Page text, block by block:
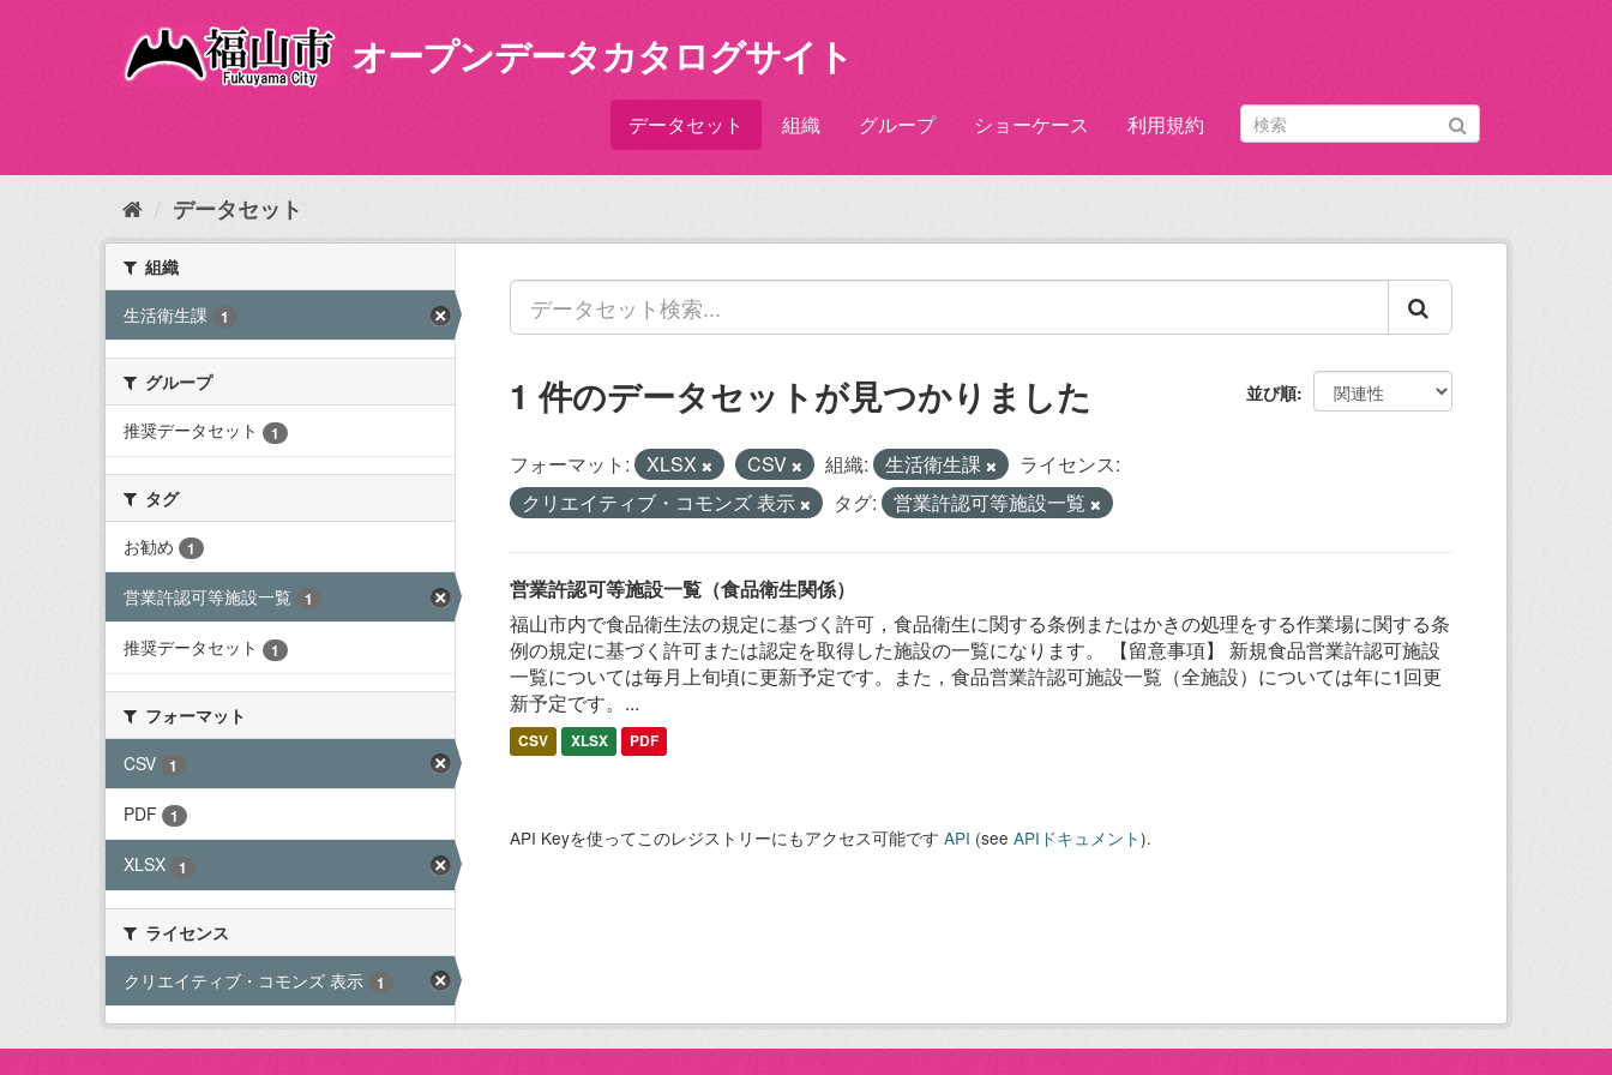
内
オープンデータカタログサイト
データセット 組織 グループ ショーケース 利用規約
データセット
組織
生活衛生課
1
グループ
推奨データセット
1
タグ
お勧め
1
営業許認可等施設一覧 1
推奨データセット 1
フォーマット
CSV
1
PDF 1
XLSX 1
ライセンス
クリエイティブ・コモンズ 表示
1
並び順
1 件のデータセットが見つかりました
フォーマット: XLSX CSV 組織: 生活衛生課
ライセンス:
クリエイティブ・コモンズ 表示
タグ: 営業許認可等施設一覧
営業許認可等施設一覧（食品衛生関係）
福山市内で食品衛生法の規定に基づく許可，食品衛生に関する条例またはかきの処理をする作業場に関する条
例の規定に基づく許可または認定を取得した施設の一覧になります。 【留意事項】 新規食品営業許認可施設
一覧については毎月上旬頃に更新予定です。また，食品営業許認可施設一覧（全施設）については年に1回更
新予定です。...
CSV XLSX PDF
API Keyを使ってこのレジストリーにもアクセス可能です API (see APIドキュメント).